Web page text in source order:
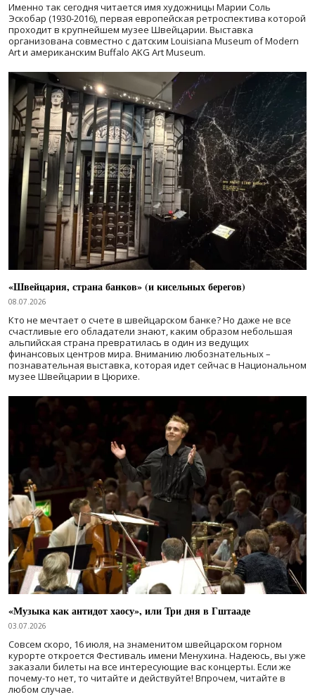
Именно так сегодня читается имя художницы Марии Соль
Эскобар (1930-2016), первая европейская ретроспектива которой
проходит в крупнейшем музее Швейцарии. Выставка
организована совместно с датским Louisiana Museum of Modern
Art и американским Buffalo AKG Art Museum.
«Швейцария, страна банков» (и кисельных берегов)
08.07.2026
Кто не мечтает о счете в швейцарском банке? Но даже не все
счастливые его обладатели знают, каким образом небольшая
альпийская страна превратилась в один из ведущих
финансовых центров мира. Вниманию любознательных –
познавательная выставка, которая идет сейчас в Национальном
музее Швейцарии в Цюрихе.
«Музыка как антидот хаосу», или Три дня в Гштааде
03.07.2026
Совсем скоро, 16 июля, на знаменитом швейцарском горном
курорте откроется Фестиваль имени Менухина. Надеюсь, вы уже
заказали билеты на все интересующие вас концерты. Если же
почему-то нет, то читайте и действуйте! Впрочем, читайте в
любом случае.